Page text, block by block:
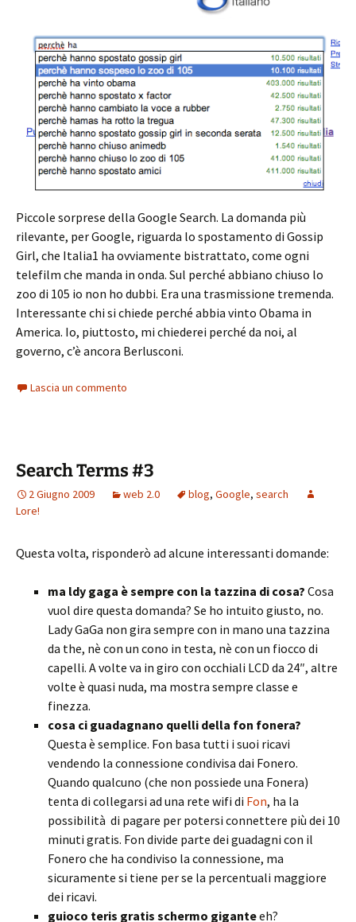
Piccole sorprese della Google Search. La domanda più
rilevante, per Google, riguarda lo spostamento di Gossip
Girl, che Italia1 ha ovviamente bistrattato, come ogni
telefilm che manda in onda. Sul perché abbiano chiuso lo
zoo di 105 io non ho dubbi. Era una trasmissione tremenda.
Interessante chi si chiede perché abbia vinto Obama in
America. Io, piuttosto, mi chiederei perché da noi, al
governo, c’è ancora Berlusconi.
Lascia un commento
Search Terms #3
2 Giugno 2009 web 2.0 blog, Google, search
Lore!
Questa volta, risponderò ad alcune interessanti domande:
ma ldy gaga è sempre con la tazzina di cosa? Cosa
vuol dire questa domanda? Se ho intuito giusto, no.
Lady GaGa non gira sempre con in mano una tazzina
da the, nè con un cono in testa, nè con un fiocco di
capelli. A volte va in giro con occhiali LCD da 24″, altre
volte è quasi nuda, ma mostra sempre classe e
finezza.
cosa ci guadagnano quelli della fon fonera?
Questa è semplice. Fon basa tutti i suoi ricavi
vendendo la connessione condivisa dai Fonero.
Quando qualcuno (che non possiede una Fonera)
tenta di collegarsi ad una rete wifi di Fon, ha la
possibilità di pagare per potersi connettere più dei 10
minuti gratis. Fon divide parte dei guadagni con il
Fonero che ha condiviso la connessione, ma
sicuramente si tiene per se la percentuali maggiore
dei ricavi.
guioco teris gratis schermo giganteeh?